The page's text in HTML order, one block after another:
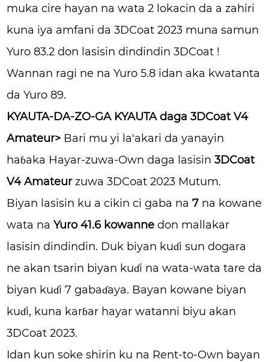
muka cire hayan na wata 2 lokacin da a zahiri
kuna iya amfani da 3DCoat 2023 muna samun
Yuro 83.2 don lasisin dindindin 3DCoat !
Wannan ragi ne na Yuro 5.8 idan aka kwatanta
da Yuro 89.
KYAUTA-DA-ZO-GA KYAUTA daga 3DCoat V4
Amateur> Bari mu yi la'akari da yanayin
haɓaka Hayar-zuwa-Own daga lasisin3DCoat
V4 Amateurzuwa 3DCoat 2023 Mutum.
Biyan lasisin ku a cikin ci gaba na7 na kowane
wata naYuro 41.6 kowanne don mallakar
lasisin dindindin. Duk biyan kuɗi sun dogara
ne akan tsarin biyan kuɗi na wata-wata tare da
biyan kuɗi 7 gabaɗaya. Bayan kowane biyan
kuɗi, kuna karɓar hayar watanni biyu akan
3DCoat 2023.
Idan kun soke shirin ku na Rent-to-Own bayan